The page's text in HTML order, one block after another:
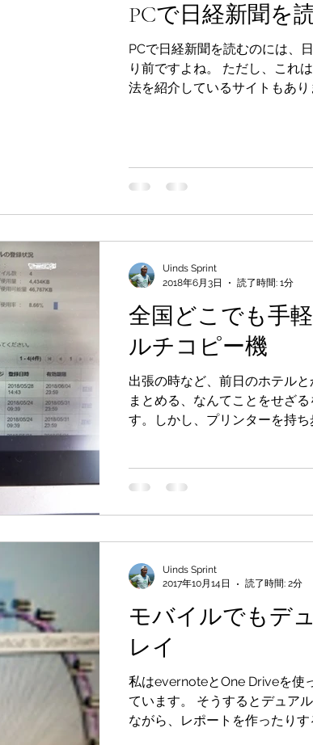
PCで日経新聞を
PCで日経新聞を読むのには、
り前ですよね。 ただし、これは有料 無料で読むための方
法を紹介しているサイトもあ
全国どこでも手軽
ルチコピー機
出張の時など、前日のホテル
まとめる、なんてことをせざ
す。しかし、プリンターを持
Uinds Sprint
2018年6月3日
読了時間: 1分
モバイルでもデ
レイ
私はevernoteとOne Driveを使
ています。 そうするとデュアルディスプレイで資料を見
ながら、レポートを作ったり
Uinds Sprint
2017年10月14日
読了時間: 2分